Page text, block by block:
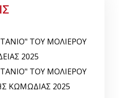
ΤΟΥ ΜΟΛΙΕΡΟΥ
2025
ΤΟΥ ΜΟΛΙΕΡΟΥ
ΚΩΜΩΔΙΑΣ 2025